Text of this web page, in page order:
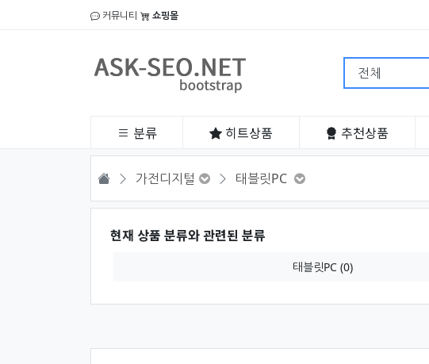
커뮤니티 쇼핑몰
분류 히트상품 추천상품
HOME 가전디지털 태블릿PC
현재 상품 분류와 관련된 분류
태블릿PC (0)